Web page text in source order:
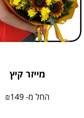
מייזר קיץ
החל מ- ₪149